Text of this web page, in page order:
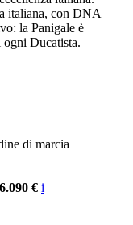
italiana, con DNA
la Panigale è
ogni Ducatista.
di marcia
€ i